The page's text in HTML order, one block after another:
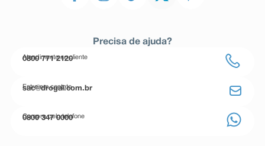
Precisa de ajuda?
Atendimento ao cliente
0800 771 2120
Entre em contato
sac@drogal.com.br
Compre pelo telefone
0800 347 0000